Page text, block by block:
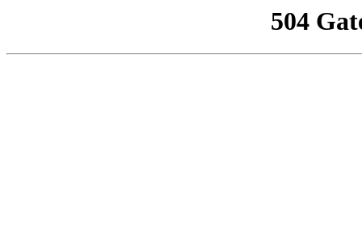
504